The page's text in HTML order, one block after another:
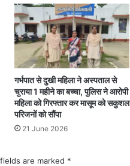
गर्भपात से दुखी महिला ने अस्पताल से
चुराया 1 महीने का बच्चा, पुलिस ने आरोपी
महिला को गिरफ्तार कर मासूम को सकुशल
परिजनों को सौंपा
21 June 2026
fields are marked *